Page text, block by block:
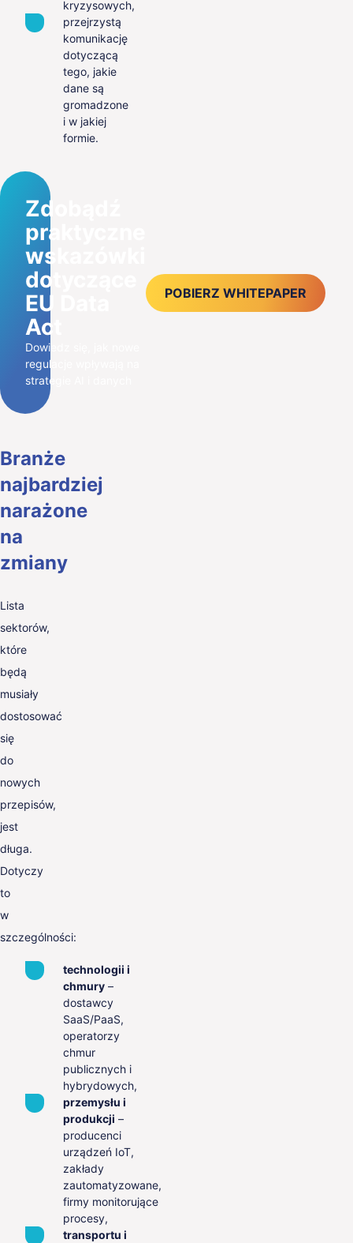
kryzysowych,
przejrzystą
komunikację
dotyczącą
tego, jakie
dane są
gromadzone
i w jakiej
formie.
Zdobądź
praktyczne
wskazówki
dotyczące
EU Data
Act
Dowiedz się, jak nowe
regulacje wpływają na
strategie AI i danych
POBIERZ WHITEPAPER
Branże
najbardziej
narażone
na
zmiany
Lista
sektorów,
które
będą
musiały
dostosować
się
do
nowych
przepisów,
jest
długa.
Dotyczy
to
w
szczególności:
technologii i
chmury –
dostawcy
SaaS/PaaS,
operatorzy
chmur
publicznych i
hybrydowych,
przemysłu i
produkcji –
producenci
urządzeń IoT,
zakłady
zautomatyzowane,
firmy monitorujące
procesy,
transportu i